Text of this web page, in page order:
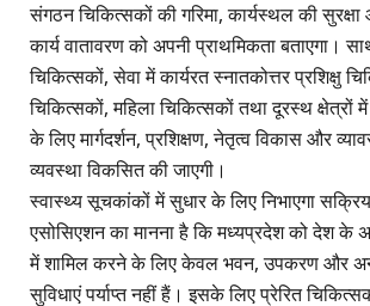
संगठन चिकित्सकों की गरिमा, कार्यस्थल की
कार्य वातावरण को अपनी प्राथमिकता बताएगा।
चिकित्सकों, सेवा में कार्यरत स्नातकोत्तर प्रशिक्षु
चिकित्सकों, महिला चिकित्सकों तथा दूरस्थ क्षेत्रों
के लिए मार्गदर्शन, प्रशिक्षण, नेतृत्व विकास और
व्यवस्था विकसित की जाएगी।
स्वास्थ्य सूचकांकों में सुधार के लिए निभाएगा
एसोसिएशन का मानना है कि मध्यप्रदेश को देश के
में शामिल करने के लिए केवल भवन, उपकरण और
सुविधाएं पर्याप्त नहीं हैं। इसके लिए प्रेरित